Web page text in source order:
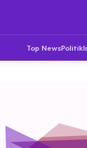
Top NewsPolitik